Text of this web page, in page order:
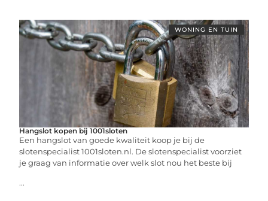
WONING EN TUIN
Hangslot kopen bij 1001sloten
Een hangslot van goede kwaliteit koop je bij de
slotenspecialist 1001sloten.nl. De slotenspecialist voorziet
je graag van informatie over welk slot nou het beste bij
...